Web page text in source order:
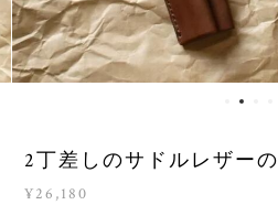
2丁差しのサドルレザー
¥26,180